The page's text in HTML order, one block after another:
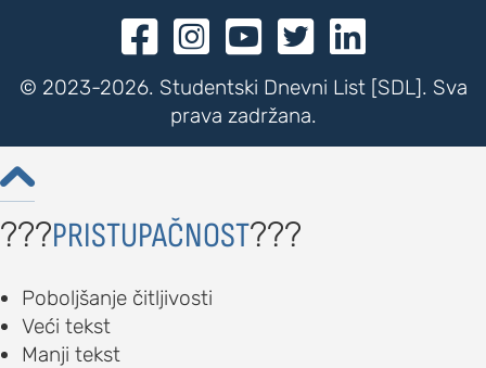
    
© 2023-2026. Studentski Dnevni List [SDL]. Sva
prava zadržana.

???PRISTUPAČNOST???
Poboljšanje čitljivosti
Veći tekst
Manji tekst